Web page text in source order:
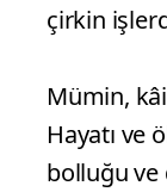
çirkin
Mümin,
Hayatı ve
bolluğu ve